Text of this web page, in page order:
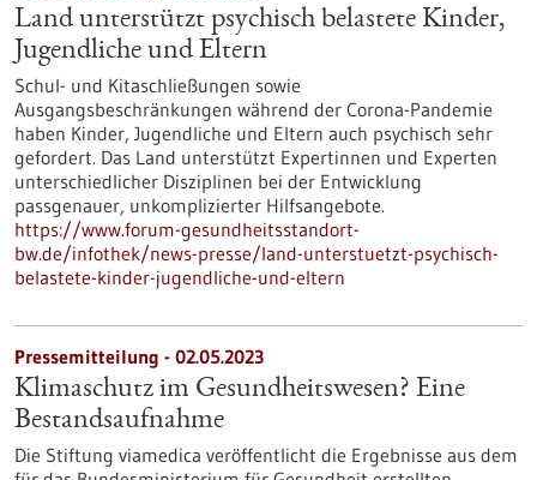
Land unterstützt psychisch belastete Kinder,
Jugendliche und Eltern
Schul- und Kitaschließungen sowie
Ausgangsbeschränkungen während der Corona-Pandemie
haben Kinder, Jugendliche und Eltern auch psychisch sehr
gefordert. Das Land unterstützt Expertinnen und Experten
unterschiedlicher Disziplinen bei der Entwicklung
passgenauer, unkomplizierter Hilfsangebote.
https://www.forum-gesundheitsstandort-
bw.de/infothek/news-presse/land-unterstuetzt-psychisch-
belastete-kinder-jugendliche-und-eltern
Pressemitteilung - 02.05.2023
Klimaschutz im Gesundheitswesen? Eine
Bestandsaufnahme
Die Stiftung viamedica veröffentlicht die Ergebnisse aus dem